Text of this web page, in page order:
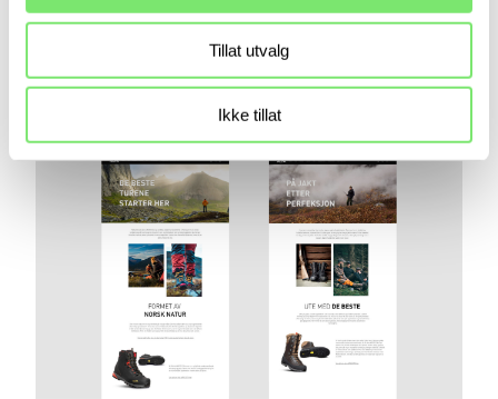
Tillat utvalg
Ikke tillat